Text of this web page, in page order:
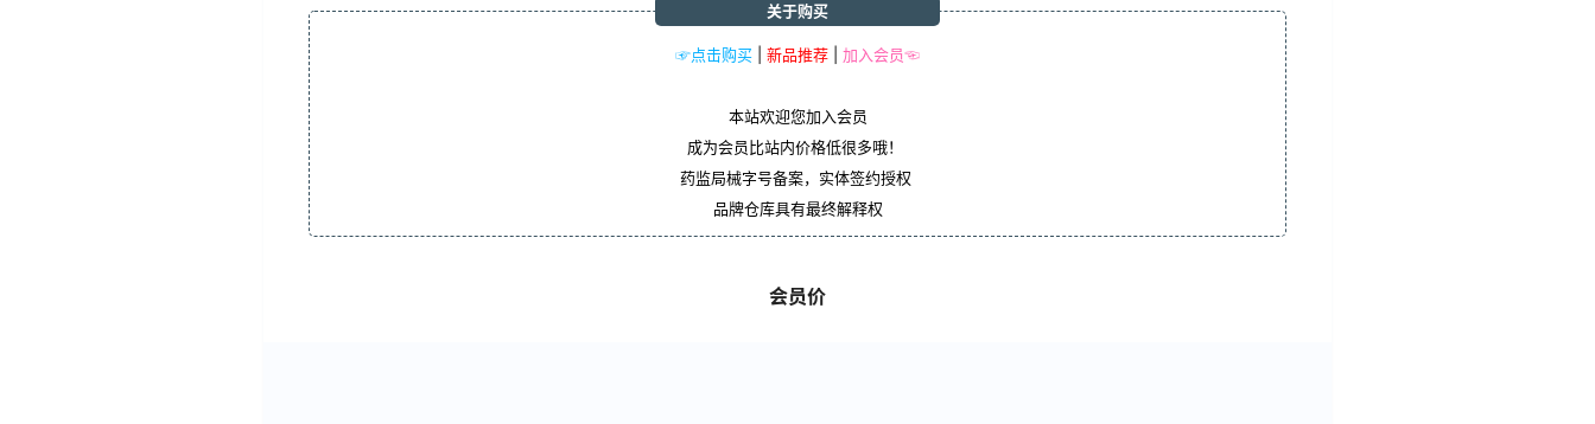
☞点击购买 新品推荐 加入会员☜
关于购买
本站欢迎您加入会员
成为会员比站内价格低很多哦！
药监局械字号备案，实体签约授权
品牌仓库具有最终解释权
会员价